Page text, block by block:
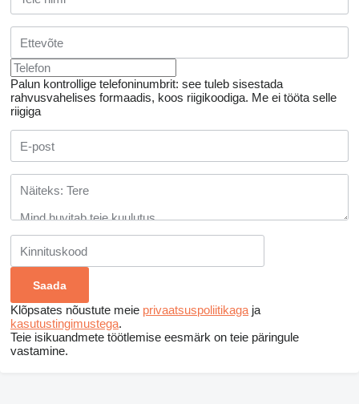
Palun kontrollige telefoninumbrit: see tuleb sisestada
rahvusvahelises formaadis, koos riigikoodiga. Me ei tööta selle
riigiga
Klõpsates nõustute meie privaatsuspoliitikaga ja
kasutustingimustega.
Teie isikuandmete töötlemise eesmärk on teie päringule
vastamine.